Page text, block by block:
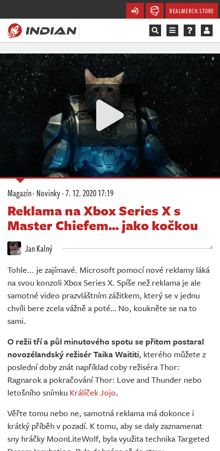
REALMERCH.STORE
Magazín
Recenze
Videa
Soutěže
Databáze
Komunita
Redakce
Živě
Magazín·Novinky·7. 12. 2020 17:19
Reklama na Xbox Series X s
Master Chiefem... jako kočkou
Jan Kalný
Tohle... je zajímavé. Microsoft pomocí nové reklamy láká
na svou konzoli Xbox Series X. Spíše než reklama je ale
samotné video prazvláštním zážitkem, který se v jednu
chvíli bere zcela vážně a poté… No, koukněte se na to
sami.
O režii tří a půl minutového spotu se přitom postaral
novozélandský režisér Taika Waititi, kterého můžete z
poslední doby znát například coby režiséra Thor:
Ragnarok a pokračování Thor: Love and Thunder nebo
letošního snímku Králíček Jojo.
Věřte tomu nebo ne, samotná reklama má dokonce i
krátký příběh v pozadí. K tomu, aby se daly zaznamenat
sny hráčky MoonLiteWolf, byla využita technika Targeted